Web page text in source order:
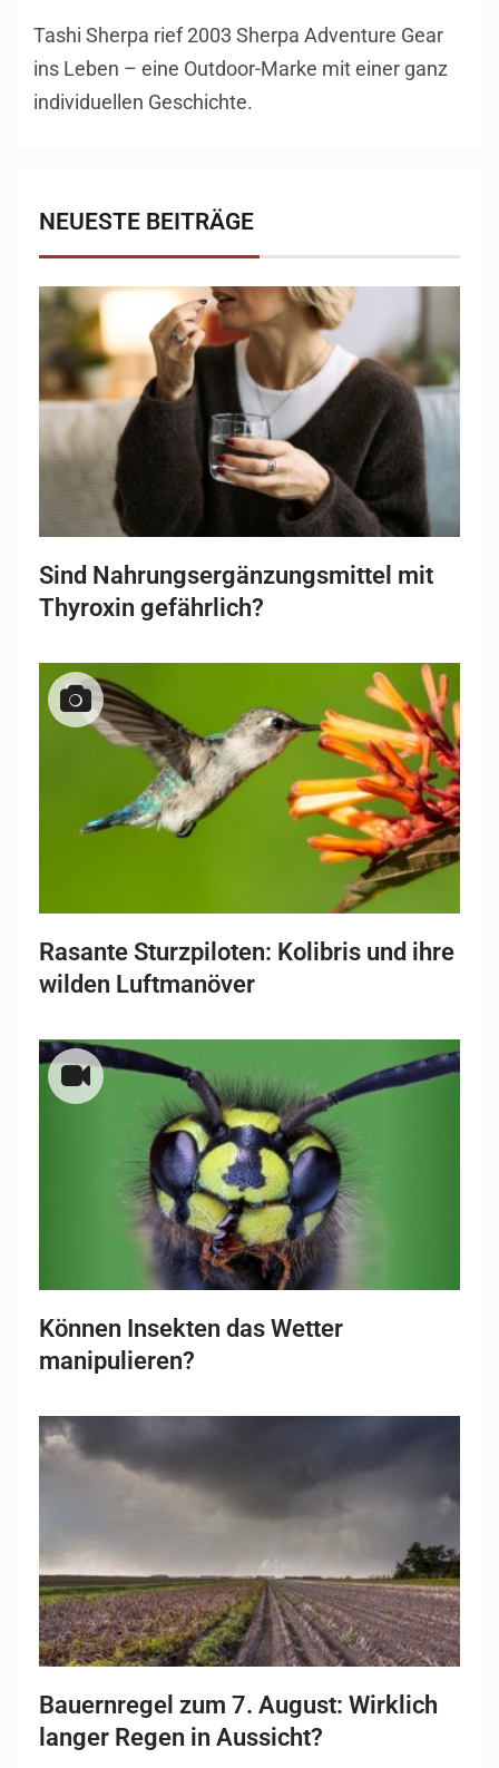
Tashi Sherpa rief 2003 Sherpa Adventure Gear
ins Leben – eine Outdoor-Marke mit einer ganz
individuellen Geschichte.
NEUESTE BEITRÄGE
Sind Nahrungsergänzungsmittel mit
Thyroxin gefährlich?
Rasante Sturzpiloten: Kolibris und ihre
wilden Luftmanöver
Können Insekten das Wetter
manipulieren?
Bauernregel zum 7. August: Wirklich
langer Regen in Aussicht?